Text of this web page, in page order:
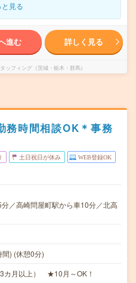
と見る
進む 詳しく見る
ッフィング（茨城・栃木・群馬）
務時間相談OK＊事務
土日祝日が休み WEB登録OK
／高崎問屋町駅から車10分／北高
) (休憩0分)
カ月以上） ★10月～OK！